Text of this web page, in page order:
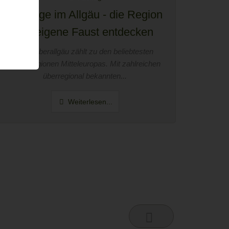
Ausflüge im Allgäu - die Region
auf eigene Faust entdecken
Weiterlesen...